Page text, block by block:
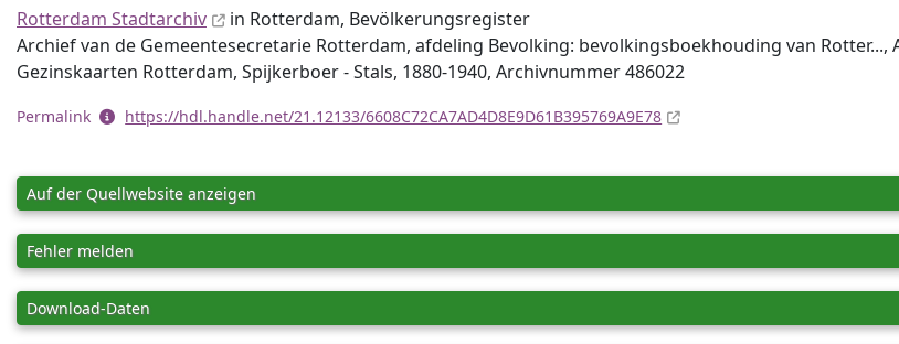
Rotterdam Stadtarchiv
in Rotterdam, Bevölkerungsregister
Archief van de Gemeentesecretarie Rotterdam, afdeling Bevolking: bevolkingsboekhouding van Rotter...,
Gezinskaarten Rotterdam, Spijkerboer - Stals, 1880-1940, Archiv­nummer 486022
Permalink https://hdl.handle.net/21.12133/6608C72CA7AD4D8E9D61B395769A9E78
Auf der Quellwebsite anzeigen
Fehler melden
Download-Daten